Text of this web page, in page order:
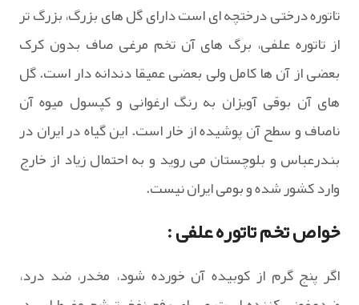
تاتوره درختی درختچه ای است دارای گل های بزرگ، بزرگ تر
از تاتوره علفی، برگ های آن تخم مرغی صاف بدون کرک
بعضی از آن ها کامل ولی بعضی عمیقا دندانه دار است. گل
های آن بوقی آویزان به رنگ ارغوانی و کپسول میوه آن
ناصاف و سطح آن پوشیده از خار است. این گیاه در ایران در
بندرعباس و بلوچستان می روید و به احتمال زیاد از خارج
وارد کشور شده و بومی ایران نیست.
خواص تخم تاتوره علفی :
اگر پنج گرم از کوبیده آن خورده شود، مخدر، ضد درد،